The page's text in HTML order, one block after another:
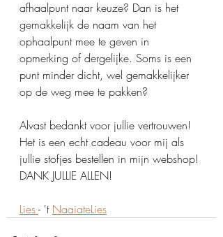
afhaalpunt naar keuze? Dan is het
gemakkelijk de naam van het
ophaalpunt mee te geven in
opmerking of dergelijke. Soms is een
punt minder dicht, wel gemakkelijker
op de weg mee te pakken?
Alvast bedankt voor jullie vertrouwen!
Het is een echt cadeau voor mij als
jullie stofjes bestellen in mijn webshop!
DANK JULLIE ALLEN!
Lies - 't NaaiateLies